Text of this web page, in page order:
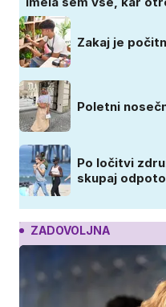
Zakaj je
Poletni
Po ločitvi
skupaj
ZADOVOLJNA